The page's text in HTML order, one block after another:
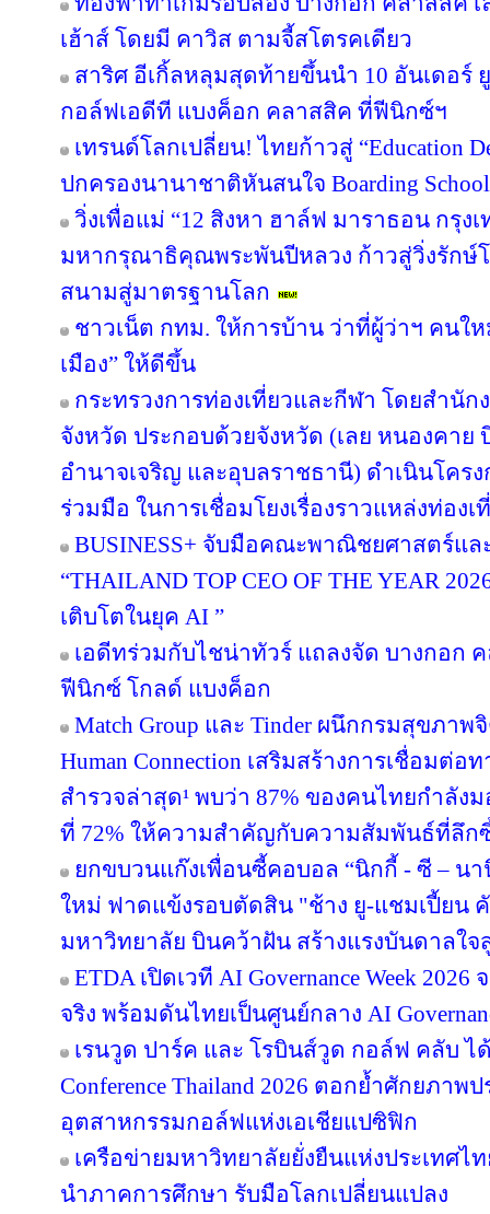
เฮ้าส์ โดยมี คาวิส ตามจี้สโตรคเดียว
สาริศ อีเกิ้ลหลุมสุดท้ายขึ้นนำ 10 อันเดอร์
กอล์ฟเอดีที แบงค็อก คลาสสิค ที่ฟีนิกซ์ฯ
เทรนด์โลกเปลี่ยน! ไทยก้าวสู่ “Education
ปกครองนานาชาติหันสนใจ Boarding
วิ่งเพื่อแม่ “12 สิงหา ฮาล์ฟ มาราธอน กรุง
มหากรุณาธิคุณพระพันปีหลวง ก้าวสู่วิ่งรักษ์
สนามสู่มาตรฐานโลก
ชาวเน็ต กทม. ให้การบ้าน ว่าที่ผู้ว่าฯ คน
เมือง” ให้ดีขึ้น
กระทรวงการท่องเที่ยวและกีฬา โดยสำนั
จังหวัด ประกอบด้วยจังหวัด (เลย หนองคา
อำนาจเจริญ และอุบลราชธานี) ดำเนินโคร
ร่วมมือ ในการเชื่อมโยงเรื่องราวแหล่งท่อง
BUSINESS+ จับมือคณะพาณิชยศาสตร์แ
“THAILAND TOP CEO OF THE YEAR
เติบโตในยุค AI ”
เอดีทร่วมกับไชน่าทัวร์ แถลงจัด บางกอก
ฟีนิกซ์ โกลด์ แบงค็อก
Match Group และ Tinder ผนึกกรมสุขภา
Human Connection เสริมสร้างการเชื่อมต่อ
สำรวจล่าสุด¹ พบว่า 87% ของคนไทยกำลั
ที่ 72% ให้ความสำคัญกับความสัมพันธ์ที่ลึก
ยกขบวนแก๊งเพื่อนซี้คอบอล “นิกกี้ - ซี – นา
ใหม่ ฟาดแข้งรอบตัดสิน "ช้าง ยู-แชมเปี้ยน
มหาวิทยาลัย บินคว้าฝัน สร้างแรงบันดาลใ
ETDA เปิดเวที AI Governance Week
จริง พร้อมดันไทยเป็นศูนย์กลาง AI
เรนวูด ปาร์ค และ โรบินส์วูด กอล์ฟ คลับ ไ
Conference Thailand 2026 ตอกย้ำศักยภาพ
อุตสาหกรรมกอล์ฟแห่งเอเชียแปซิฟิก
เครือข่ายมหาวิทยาลัยยั่งยืนแห่งประเทศ
นำภาคการศึกษา รับมือโลกเปลี่ยนแปลง